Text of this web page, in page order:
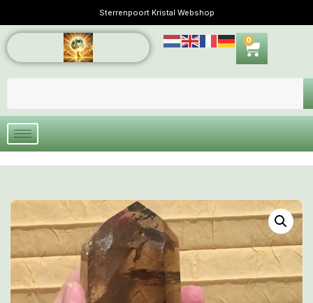
Sterrenpoort Kristal Webshop
0